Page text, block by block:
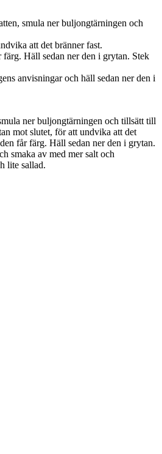
smula ner buljongtärningen och
att det bränner fast.
Häll sedan ner den i grytan. Stek
anvisningar och häll sedan ner den i
ner buljongtärningen och tillsätt till
mot slutet, för att undvika att det
får färg. Häll sedan ner den i grytan.
smaka av med mer salt och
lite sallad.